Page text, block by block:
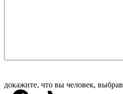
докажите, что вы человек, выбрав